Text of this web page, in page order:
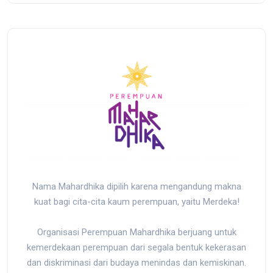
Nama Mahardhika dipilih karena mengandung makna
kuat bagi cita-cita kaum perempuan, yaitu Merdeka!
Organisasi Perempuan Mahardhika berjuang untuk
kemerdekaan perempuan dari segala bentuk kekerasan
dan diskriminasi dari budaya menindas dan kemiskinan.